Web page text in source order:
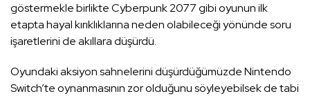
göstermekle birlikte Cyberpunk 2077 gibi oyunun ilk
etapta hayal kırıklıklarına neden olabileceği yönünde soru
işaretlerini de akıllara düşürdü.
Oyundaki aksiyon sahnelerini düşürdüğümüzde Nintendo
Switch’te oynanmasının zor olduğunu söyleyebilsek de tabi